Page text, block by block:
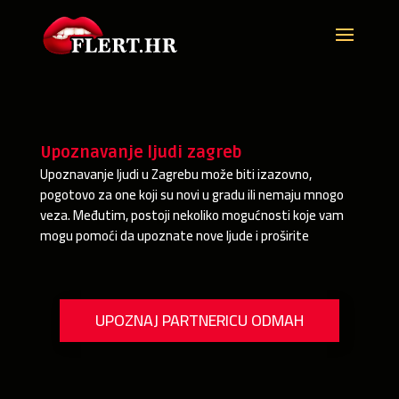
Upoznavanje ljudi zagreb
Upoznavanje ljudi u Zagrebu može biti izazovno,
pogotovo za one koji su novi u gradu ili nemaju mnogo
veza. Međutim, postoji nekoliko mogućnosti koje vam
mogu pomoći da upoznate nove ljude i proširite
UPOZNAJ PARTNERICU ODMAH